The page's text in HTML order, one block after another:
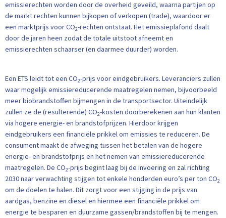
emissierechten worden door de overheid geveild, waarna partijen op
de markt rechten kunnen bijkopen of verkopen (trade), waardoor er
een marktprijs voor CO2-rechten ontstaat. Het emissieplafond daalt
door de jaren heen zodat de totale uitstoot afneemt en
emissierechten schaarser (en daarmee duurder) worden.
Een ETS leidt tot een CO2-prijs voor eindgebruikers. Leveranciers zullen
waar mogelijk emissiereducerende maatregelen nemen, bijvoorbeeld
meer biobrandstoffen bijmengen in de transportsector. Uiteindelijk
zullen ze de (resulterende) CO2-kosten doorberekenen aan hun klanten
via hogere energie- en brandstofprijzen. Hierdoor krijgen
eindgebruikers een financiële prikkel om emissies te reduceren. De
consument maakt de afweging tussen het betalen van de hogere
energie- en brandstofprijs en het nemen van emissiereducerende
maatregelen. De CO2-prijs begint laag bij de invoering en zal richting
2030 naar verwachting stijgen tot enkele honderden euro’s per ton CO2
om de doelen te halen. Dit zorgt voor een stijging in de prijs van
aardgas, benzine en diesel en hiermee een financiële prikkel om
energie te besparen en duurzame gassen/brandstoffen bij te mengen.